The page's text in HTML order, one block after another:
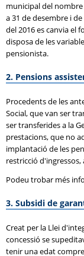
municipal del
a 31 de desembre i
del 2016 es canvia el
disposa de les
pensionista.
2. Pensions
Procedents de les
Social, que van ser
ser transferides a la
prestacions, que no
implantació de les
restricció
Podeu trobar més
3. Subsidi de
Creat per la Llei
concessió se
tenir una edat